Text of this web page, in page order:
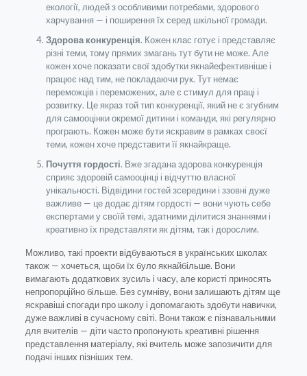
екології, людей з особливими потребами, здорового
харчування — і поширення їх серед шкільної громади.
Здорова конкуренція. Кожен клас готує і представляє
різні теми, тому прямих змагань тут бути не може. Але
кожен хоче показати свої здобутки якнайефективніше і
працює над тим, не покладаючи рук. Тут немає
переможців і переможених, але є стимул для праці і
розвитку. Це якраз той тип конкуренції, який не є згубним
для самооцінки окремої дитини і команди, які регулярно
програють. Кожен може бути яскравим в рамках своєї
теми, кожен хоче представити її якнайкраще.
Почуття гордості. Вже згадана здорова конкуренція
сприяє здоровій самооцінці і відчуттю власної
унікальності. Відвідини гостей зсередини і ззовні дуже
важливе — це додає дітям гордості — вони чують себе
експертами у своїй темі, здатними ділитися знаннями і
креативно їх представляти як дітям, так і дорослим.
Можливо, такі проекти відбуваються в українських школах
також — хочеться, щоби їх було якнайбільше. Вони
вимагають додаткових зусиль і часу, але користі приносять
непропорційно більше. Без сумніву, вони залишають дітям ще
яскравіші спогади про школу і допомагають здобути навички,
дуже важливі в сучасному світі. Вони також є пізнавальними
для вчителів — діти часто пропонують креативні рішення
представлення матеріалу, які вчитель може запозичити для
подачі інших пізніших тем.